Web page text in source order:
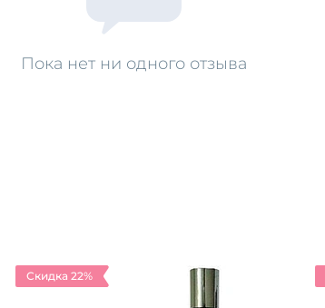
Пока нет ни одного отзыва
Скидка 22%